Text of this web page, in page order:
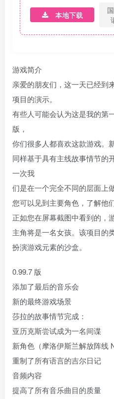
本地下载
游戏简介
亲爱的朋友们，这一天已经到
项目的演示。
有些人可能会认为这是我的第
版，
你们很多人都喜欢这款游戏。
同样基于具有主线故事情节的
一次我
们是在一个完全不同的层面上
您可以见到主要角色，了解他
正如您在屏幕截图中看到的，
主角将是一名女孩。该项目的
扮演游戏元素的沙盒。
0.99.7 版
添加了最后的音乐会
新的最终游戏场景
莎拉的故事情节完成：
亚历克斯尝试成为一名间谍
新角色（摩洛伊斯兰解放阵线
重制了所有语言的吉尔日记
音频内容
提高了所有音乐曲目的质量